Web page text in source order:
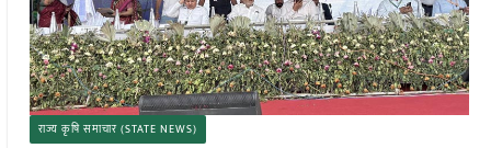
राज्य कृषि समाचार (STATE NEWS)